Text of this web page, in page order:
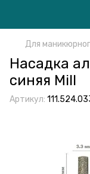
Для
Насадка
синяя Mill
Артикул: